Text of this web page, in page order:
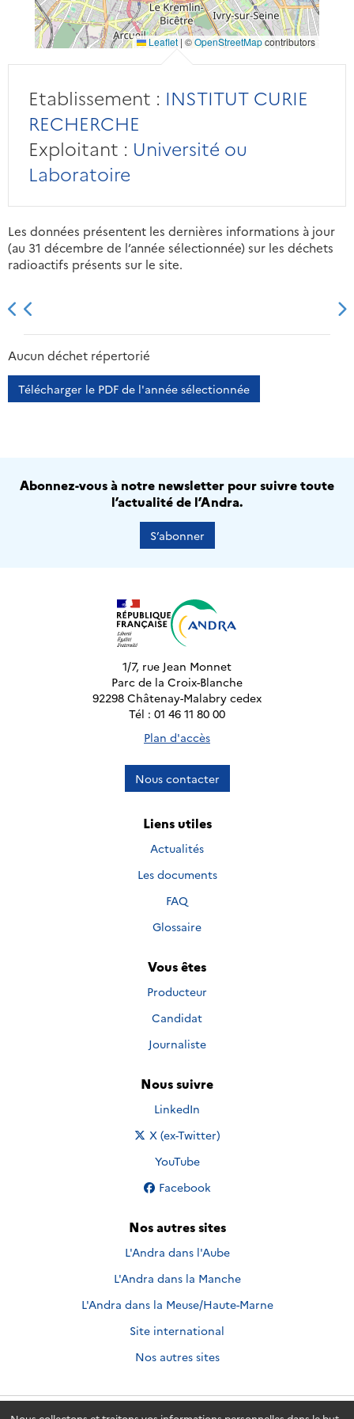
Leaflet | ©OpenStreetMapcontributors
Etablissement : INSTITUT CURIE
RECHERCHE
Exploitant : Université ou
Laboratoire
Les données présentent les dernières informations à jour
(au 31 décembre de l’année sélectionnée) sur les déchets
radioactifs présents sur le site.
2013 2014
Aucun déchet répertorié
Télécharger le PDF de l'année sélectionnée
Abonnez-vous à notre newsletter pour suivre toute
l’actualité de l’Andra.
S’abonner
1/7, rue Jean Monnet
Parc de la Croix-Blanche
92298 Châtenay-Malabry cedex
Tél : 01 46 11 80 00
Plan d'accès
Nous contacter
Liens utiles
Actualités
Les documents
FAQ
Glossaire
Vous êtes
Producteur
Candidat
Journaliste
Nous suivre
Nous suivre sur
LinkedIn
Nous suivre sur
X (ex-Twitter)
Nous suivre sur
YouTube
Nous suivre sur
Facebook
Nos autres sites
L'Andra dans l'Aube
L'Andra dans la Manche
L'Andra dans la Meuse/Haute-Marne
Site international
Nos autres sites